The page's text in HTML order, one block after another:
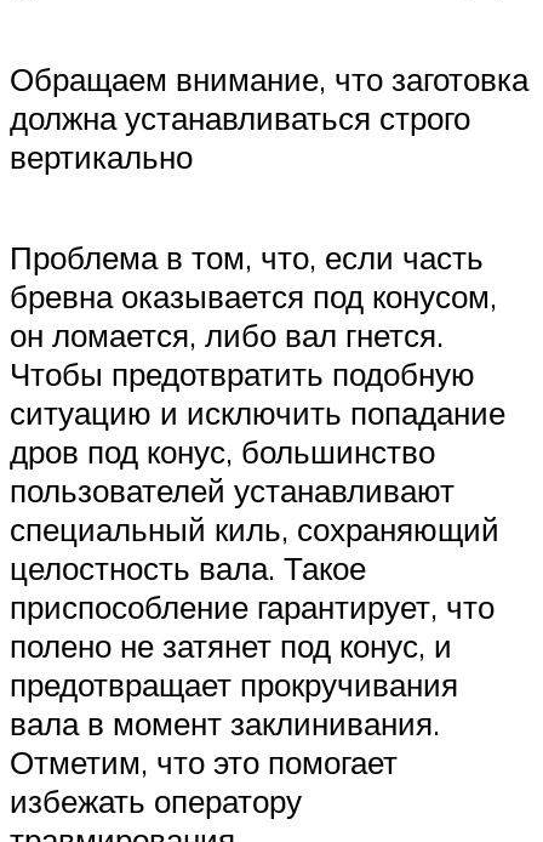
Обращаем внимание, что заготовка
должна устанавливаться строго
вертикально
Проблема в том, что, если часть
бревна оказывается под конусом,
он ломается, либо вал гнется.
Чтобы предотвратить подобную
ситуацию и исключить попадание
дров под конус, большинство
пользователей устанавливают
специальный киль, сохраняющий
целостность вала. Такое
приспособление гарантирует, что
полено не затянет под конус, и
предотвращает прокручивания
вала в момент заклинивания.
Отметим, что это помогает
избежать оператору